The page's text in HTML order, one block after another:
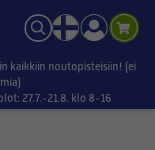
kaikkiin noutopisteisiin! (ei
27.7.-21.8. klo 8-16